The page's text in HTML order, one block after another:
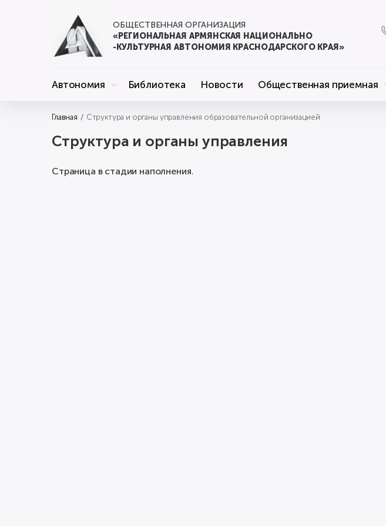
ОБЩЕСТВЕННАЯ ОРГАНИЗАЦИЯ
«РЕГИОНАЛЬНАЯ АРМЯНСКАЯ НАЦИОНАЛЬНО
-КУЛЬТУРНАЯ АВТОНОМИЯ КРАСНОДАРСКОГО КРАЯ»
Автономия Библиотека Новости Общественная приемная
Главная Структура и органы управления образовательной организацией
Структура и органы управления
Страница в стадии наполнения.